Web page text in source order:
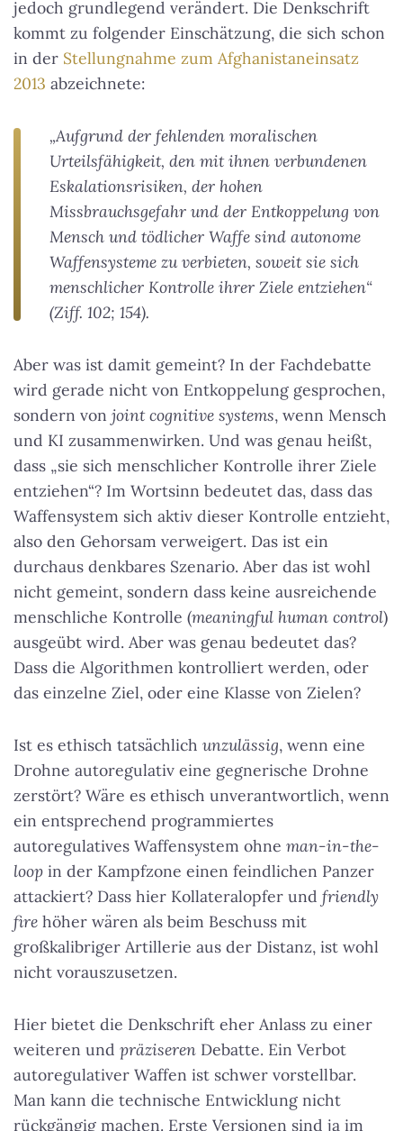
jedoch grundlegend verändert. Die Denkschrift
kommt zu folgender Einschätzung, die sich schon
in der Stellungnahme zum Afghanistaneinsatz
2013 abzeichnete:
„Aufgrund der fehlenden moralischen
Urteilsfähigkeit, den mit ihnen verbundenen
Eskalationsrisiken, der hohen
Missbrauchsgefahr und der Entkoppelung von
Mensch und tödlicher Waffe sind autonome
Waffensysteme zu verbieten, soweit sie sich
menschlicher Kontrolle ihrer Ziele entziehen“
(Ziff. 102; 154).
Aber was ist damit gemeint? In der Fachdebatte
wird gerade nicht von Entkoppelung gesprochen,
sondern von joint cognitive systems, wenn Mensch
und KI zusammenwirken. Und was genau heißt,
dass „sie sich menschlicher Kontrolle ihrer Ziele
entziehen“? Im Wortsinn bedeutet das, dass das
Waffensystem sich aktiv dieser Kontrolle entzieht,
also den Gehorsam verweigert. Das ist ein
durchaus denkbares Szenario. Aber das ist wohl
nicht gemeint, sondern dass keine ausreichende
menschliche Kontrolle (meaningful human control)
ausgeübt wird. Aber was genau bedeutet das?
Dass die Algorithmen kontrolliert werden, oder
das einzelne Ziel, oder eine Klasse von Zielen?
Ist es ethisch tatsächlich unzulässig, wenn eine
Drohne autoregulativ eine gegnerische Drohne
zerstört? Wäre es ethisch unverantwortlich, wenn
ein entsprechend programmiertes
autoregulatives Waffensystem ohne man-in-the-
loop in der Kampfzone einen feindlichen Panzer
attackiert? Dass hier Kollateralopfer und friendly
fire höher wären als beim Beschuss mit
großkalibriger Artillerie aus der Distanz, ist wohl
nicht vorauszusetzen.
Hier bietet die Denkschrift eher Anlass zu einer
weiteren und präziseren Debatte. Ein Verbot
autoregulativer Waffen ist schwer vorstellbar.
Man kann die technische Entwicklung nicht
rückgängig machen. Erste Versionen sind ja im